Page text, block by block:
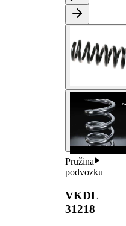
Pružina
podvozku
VKDL
31218